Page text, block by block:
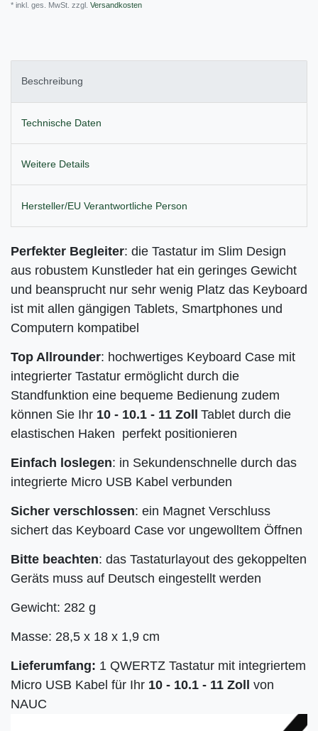
* inkl. ges. MwSt. zzgl. Versandkosten
Beschreibung
Technische Daten
Weitere Details
Hersteller/EU Verantwortliche Person
Perfekter Begleiter: die Tastatur im Slim Design
aus robustem Kunstleder hat ein geringes Gewicht
und beansprucht nur sehr wenig Platz das Keyboard
ist mit allen gängigen Tablets, Smartphones und
Computern kompatibel
Top Allrounder: hochwertiges Keyboard Case mit
integrierter Tastatur ermöglicht durch die
Standfunktion eine bequeme Bedienung zudem
können Sie Ihr 10 - 10.1 - 11 Zoll Tablet durch die
elastischen Haken perfekt positionieren
Einfach loslegen: in Sekundenschnelle durch das
integrierte Micro USB Kabel verbunden
Sicher verschlossen: ein Magnet Verschluss
sichert das Keyboard Case vor ungewolltem Öffnen
Bitte beachten: das Tastaturlayout des gekoppelten
Geräts muss auf Deutsch eingestellt werden
Gewicht: 282 g
Masse: 28,5 x 18 x 1,9 cm
Lieferumfang: 1 QWERTZ Tastatur mit integriertem
Micro USB Kabel für Ihr 10 - 10.1 - 11 Zoll von
NAUC